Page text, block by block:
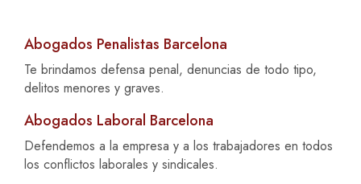
Abogados Penalistas Barcelona
Te brindamos defensa penal, denuncias de todo tipo,
delitos menores y graves.
Abogados Laboral Barcelona
Defendemos a la empresa y a los trabajadores en todos
los conflictos laborales y sindicales.